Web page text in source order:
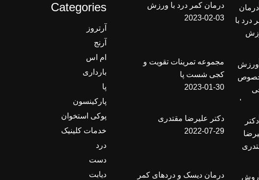
درمان کمر درد با ورزش
2023-02-03
مجموعه تمرینات تقویت و
کجی شست پا
2023-01-30
دکتر علیرضا مقتدری
2022-07-29
درمان دیسک و دردهای کمر
Categories
آرتروز
آرنج
ام اس
بارداری
پا
پارکینسون
پوکی استخوان
خدمات کلینیک
درد
دست
دیابت